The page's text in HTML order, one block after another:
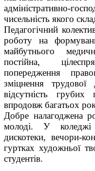
адміністративно-
чисельність якого
Педагогічний
роботу на
майбутнього
постійна,
попередження
зміцнення
відсутність
впродовж багатьох
Добре налагоджена
молоді. У коледжі
дискотеки, вечори-
гуртках художньої
студентів.